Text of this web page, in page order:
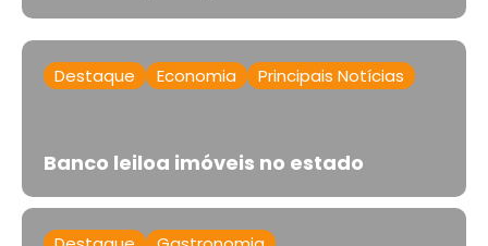
Destaque Economia Principais Notícias
Banco leiloa imóveis no estado